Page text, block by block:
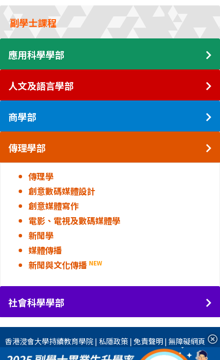
副學士課程
應用科學學部
人文及語言學部
商學部
傳理學部
傳理學
創意數碼媒體設計
創意媒體寫作
電影、電視及數碼媒體學
新聞學
媒體傳播
新聞與文化傳播 NEW
社會科學學部
香港浸會大學持續教育學院| 私隱政策|免責聲明|無障礙網頁